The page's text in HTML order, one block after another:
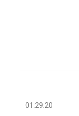
01:29:20